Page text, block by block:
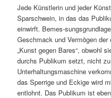
Jede Künstlerin und jeder
Sparschwein, in das das
einwirft. Bemes-
Geschmack und Vermögen
„Kunst gegen Bares“, obwohl
durchs Publikum setzt, nicht
Unterhaltungsmaschine
das Sperrige und Eckige wird
entlohnt. Das Publikum ist